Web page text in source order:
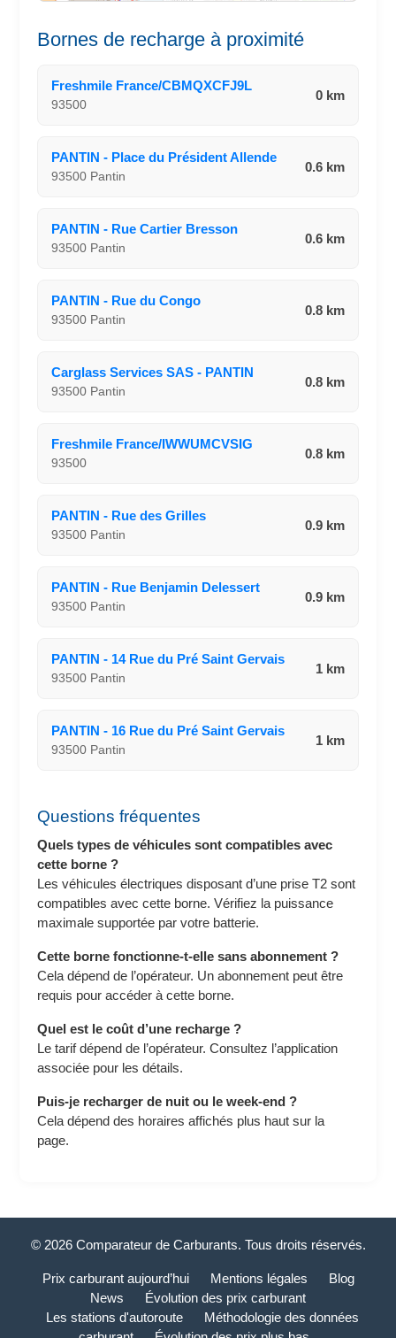
Bornes de recharge à proximité
Freshmile France/CBMQXCFJ9L
93500
0 km
PANTIN - Place du Président Allende
93500 Pantin
0.6 km
PANTIN - Rue Cartier Bresson
93500 Pantin
0.6 km
PANTIN - Rue du Congo
93500 Pantin
0.8 km
Carglass Services SAS - PANTIN
93500 Pantin
0.8 km
Freshmile France/IWWUMCVSIG
93500
0.8 km
PANTIN - Rue des Grilles
93500 Pantin
0.9 km
PANTIN - Rue Benjamin Delessert
93500 Pantin
0.9 km
PANTIN - 14 Rue du Pré Saint Gervais
93500 Pantin
1 km
PANTIN - 16 Rue du Pré Saint Gervais
93500 Pantin
1 km
Questions fréquentes
Quels types de véhicules sont compatibles avec
cette borne ?
Les véhicules électriques disposant d’une prise T2 sont
compatibles avec cette borne. Vérifiez la puissance
maximale supportée par votre batterie.
Cette borne fonctionne-t-elle sans abonnement ?
Cela dépend de l’opérateur. Un abonnement peut être
requis pour accéder à cette borne.
Quel est le coût d’une recharge ?
Le tarif dépend de l’opérateur. Consultez l’application
associée pour les détails.
Puis-je recharger de nuit ou le week-end ?
Cela dépend des horaires affichés plus haut sur la
page.
© 2026 Comparateur de Carburants. Tous droits réservés.
Prix carburant aujourd’hui Mentions légales
Blog
News
Évolution des prix carburant
Les stations d'autoroute
Méthodologie des données